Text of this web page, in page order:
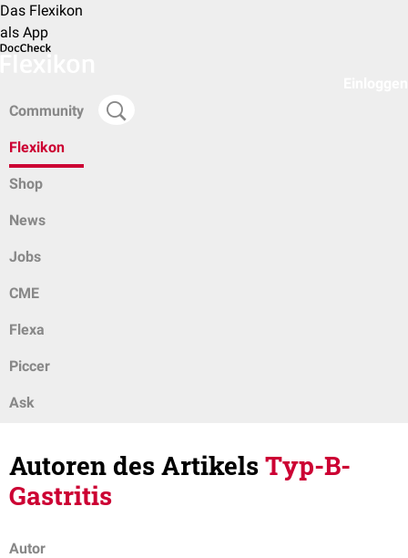
Das Flexikon
als App
Community
Flexikon
Shop
News
Jobs
CME
Flexa
Piccer
Ask
Autoren des ArtikelsTyp-B-
Gastritis
Autor